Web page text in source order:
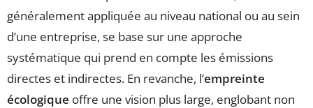
généralement appliquée au niveau national ou au sein
d’une entreprise, se base sur une approche
systématique qui prend en compte les émissions
directes et indirectes. En revanche, l’empreinte
écologique offre une vision plus large, englobant non